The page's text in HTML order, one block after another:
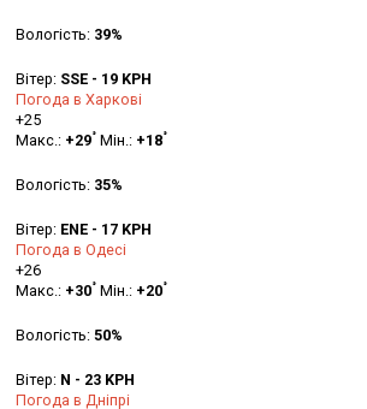
Вологість: 39%
Вітер: SSE - 19 KPH
Погода в Харкові
+25
Макс.: +29° Мін.: +18°
Вологість: 35%
Вітер: ENE - 17 KPH
Погода в Одесі
+26
Макс.: +30° Мін.: +20°
Вологість:50%
Вітер: N - 23 KPH
Погода в Дніпрі